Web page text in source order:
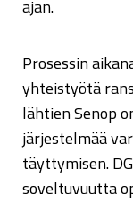
ajan.
Prosessin
yhteistyötä
lähtien Senop
järjestelmää
täyttymisen.
soveltuvuutta